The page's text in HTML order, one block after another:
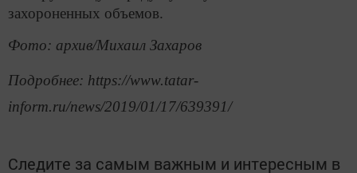
захороненных объемов.
Фото: архив/Михаил Захаров
Подробнее: https://www.tatar-
inform.ru/news/2019/01/17/639391/
Следите за самым важным и интересным в